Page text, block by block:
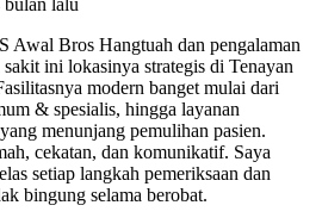
bulan lalu
Awal Bros Hangtuah dan pengalaman
ini lokasinya strategis di Tenayan
modern banget mulai dari
& spesialis, hingga layanan
menunjang pemulihan pasien.
cekatan, dan komunikatif. Saya
setiap langkah pemeriksaan dan
bingung selama berobat.